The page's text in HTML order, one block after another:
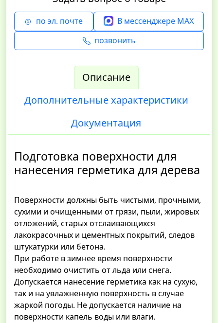
по эл. почте
В мессенджере MAX
позвонить
Описание
Дополнительные характеристики
Документация
Подготовка поверхности для
нанесения герметика для дерева
Поверхности должны быть чистыми, прочными,
сухими и очищенными от грязи, пыли, жировых
отложений, старых отслаивающихся
лакокрасочных и цементных покрытий, следов
штукатурки или бетона.
При работе в зимнее время поверхности
необходимо очистить от льда или снега.
Допускается нанесение герметика как на сухую,
так и на увлажненную поверхность в случае
жаркой погоды. Не допускается наличие на
поверхности капель воды или влаги.